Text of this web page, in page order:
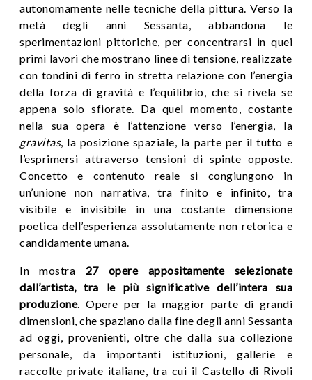
autonomamente nelle tecniche della pittura. Verso la
metà degli anni Sessanta, abbandona le
sperimentazioni pittoriche, per concentrarsi in quei
primi lavori che mostrano linee di tensione, realizzate
con tondini di ferro in stretta relazione con l’energia
della forza di gravità e l’equilibrio, che si rivela se
appena solo sfiorate. Da quel momento, costante
nella sua opera è l’attenzione verso l’energia, la
gravitas, la posizione spaziale, la parte per il tutto e
l’esprimersi attraverso tensioni di spinte opposte.
Concetto e contenuto reale si congiungono in
un’unione non narrativa, tra finito e infinito, tra
visibile e invisibile in una costante dimensione
poetica dell’esperienza assolutamente non retorica e
candidamente umana.
In mostra 27 opere appositamente selezionate
dall’artista, tra le più significative dell’intera sua
produzione. Opere per la maggior parte di grandi
dimensioni, che spaziano dalla fine degli anni Sessanta
ad oggi, provenienti, oltre che dalla sua collezione
personale, da importanti istituzioni, gallerie e
raccolte private italiane, tra cui il Castello di Rivoli